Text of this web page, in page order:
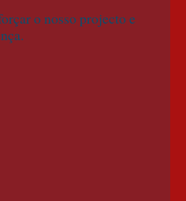
o nosso projecto e